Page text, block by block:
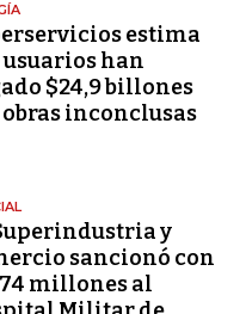
estima
usuarios han
$24,9 billones
inconclusas
y
sancionó con
millones al